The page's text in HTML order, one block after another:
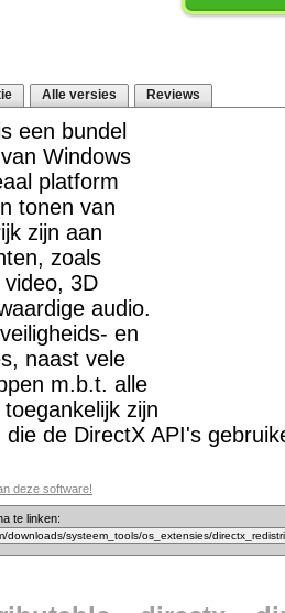
Alle versies Reviews
een bundel
Windows
platform
tonen van
zijn aan
zoals
video, 3D
audio.
en
naast vele
m.b.t. alle
zijn
de DirectX API's
deze software!
te linken: